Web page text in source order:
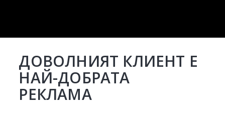
ДОВОЛНИЯТ КЛИЕНТ Е
НАЙ-ДОБРАТА
РЕКЛАМА